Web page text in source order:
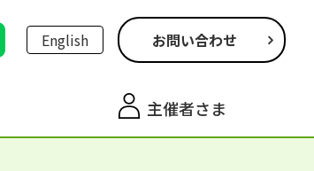
English お問い合わせ
主催者さま